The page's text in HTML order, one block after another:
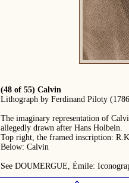
(48 of 55) Calvin
Lithograph by Ferdinand Piloty
The imaginary representation of
allegedly drawn after Hans Holbein.
Top right, the framed inscription:
Below: Calvin
See DOUMERGUE, Émile: